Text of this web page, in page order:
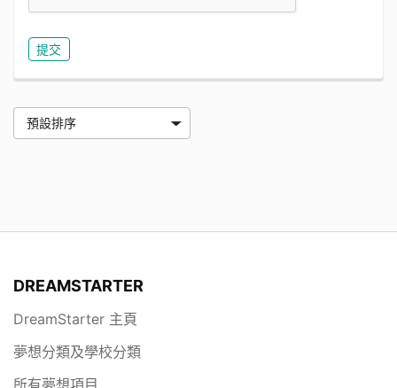
DREAMSTARTER
DreamStarter 主頁
夢想分類及學校分類
所有夢想項目